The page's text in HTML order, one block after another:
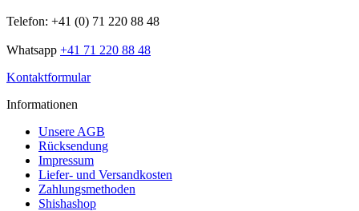
Telefon: +41 (0) 71 220 88 48
Whatsapp +41 71 220 88 48
Kontaktformular
Informationen
Unsere AGB
Rücksendung
Impressum
Liefer- und Versandkosten
Zahlungsmethoden
Shishashop